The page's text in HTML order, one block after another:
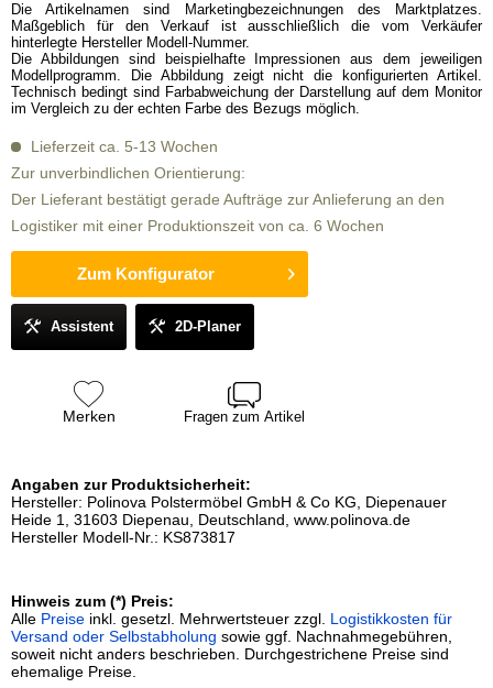
Die Artikelnamen sind Marketingbezeichnungen des Marktplatzes.
Maßgeblich für den Verkauf ist ausschließlich die vom Verkäufer
hinterlegte Hersteller Modell-Nummer.
Die Abbildungen sind beispielhafte Impressionen aus dem jeweiligen
Modellprogramm. Die Abbildung zeigt nicht die konfigurierten Artikel.
Technisch bedingt sind Farbabweichung der Darstellung auf dem Monitor
im Vergleich zu der echten Farbe des Bezugs möglich.
Lieferzeit ca. 5-13 Wochen
Zur unverbindlichen Orientierung:
Der Lieferant bestätigt gerade Aufträge zur Anlieferung an den
Logistiker mit einer Produktionszeit von ca. 6 Wochen
Zum Konfigurator
Assistent 2D-Planer
Merken Fragen zum Artikel
Angaben zur Produktsicherheit:
Hersteller: Polinova Polstermöbel GmbH & Co KG, Diepenauer
Heide 1, 31603 Diepenau, Deutschland, www.polinova.de
Hersteller Modell-Nr.: KS873817
Hinweis zum (*) Preis:
Alle Preise inkl. gesetzl. Mehrwertsteuer zzgl. Logistikkosten für
Versand oder Selbstabholung sowie ggf. Nachnahmegebühren,
soweit nicht anders beschrieben. Durchgestrichene Preise sind
ehemalige Preise.